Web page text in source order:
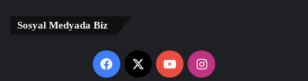
Sosyal Medyada Biz
Facebook
X YouTubeInstagram